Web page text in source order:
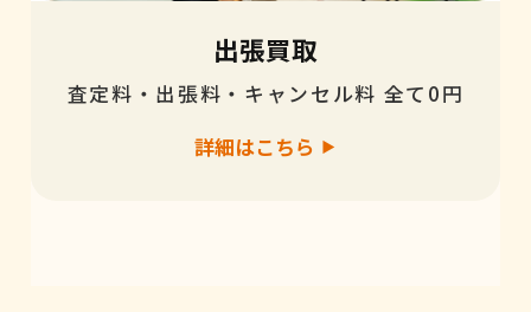
出張買取
査定料・出張料・キャンセル料 全て0円
詳細はこちら